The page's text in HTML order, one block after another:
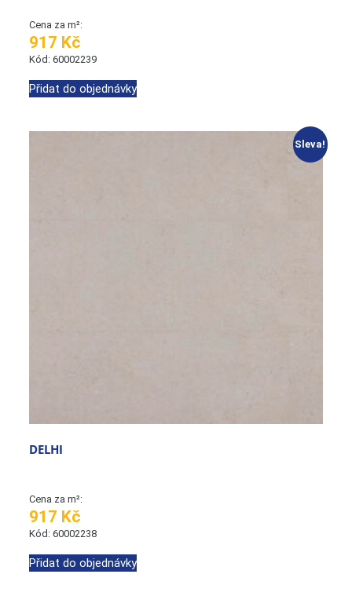
Cena za m²:
917 Kč
Kód: 60002239
Přidat do objednávky
Sleva!
DELHI
Cena za m²:
917 Kč
Kód: 60002238
Přidat do objednávky